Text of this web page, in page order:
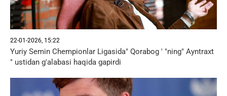
22-01-2026, 15:22
Yuriy Semin Chempionlar Ligasida" Qorabog ' "ning" Ayntraxt
" ustidan g'alabasi haqida gapirdi